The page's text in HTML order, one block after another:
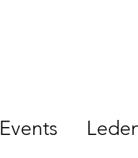
Events